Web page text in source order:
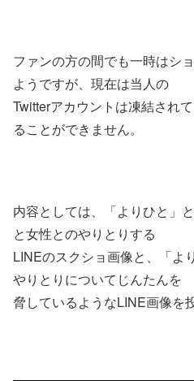
ファンの方の間でも一時はシ
ようですが、現在は当人の
Twitterアカウントは凍結され
ることができません。
内容としては、「よりひと」
と女性とのやりとりする
LINEのスクショ画像と、「よ
やりとりについてじんたんを
脅しているようなLINE画像を